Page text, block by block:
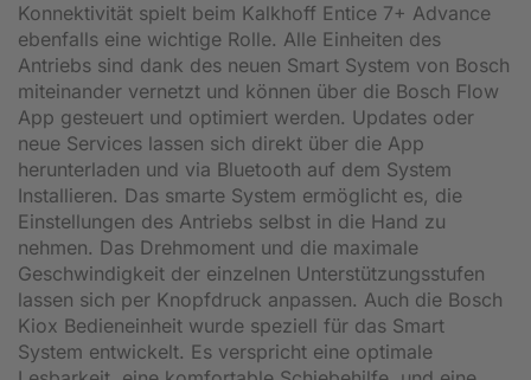
Konnektivität spielt beim Kalkhoff Entice 7+ Advance
ebenfalls eine wichtige Rolle. Alle Einheiten des
Antriebs sind dank des neuen Smart System von Bosch
miteinander vernetzt und können über die Bosch Flow
App gesteuert und optimiert werden. Updates oder
neue Services lassen sich direkt über die App
herunterladen und via Bluetooth auf dem System
Installieren. Das smarte System ermöglicht es, die
Einstellungen des Antriebs selbst in die Hand zu
nehmen. Das Drehmoment und die maximale
Geschwindigkeit der einzelnen Unterstützungsstufen
lassen sich per Knopfdruck anpassen. Auch die Bosch
Kiox Bedieneinheit wurde speziell für das Smart
System entwickelt. Es verspricht eine optimale